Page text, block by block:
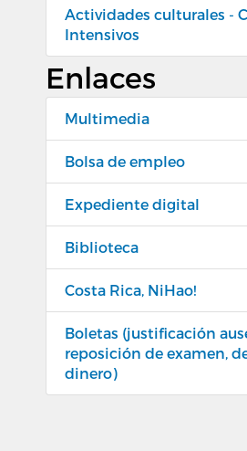
Actividades culturales -
Intensivos
Enlaces
Multimedia
Bolsa de empleo
Expediente digital
Biblioteca
Costa Rica, NiHao!
Boletas (justificación
reposición de examen,
dinero)